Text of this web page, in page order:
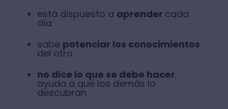
está dispuesto a aprender cada
día
sabe potenciar los conocimientos
del otro
no dice lo que se debe hacer,
ayuda a que los demás lo
descubran